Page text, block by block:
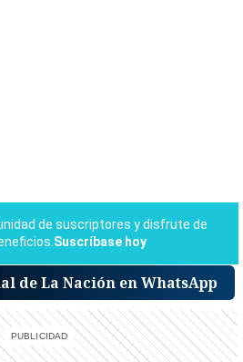
de La Nación en WhatsApp